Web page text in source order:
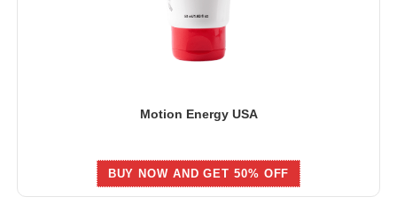
Motion Energy USA
BUY NOW AND GET 50% OFF